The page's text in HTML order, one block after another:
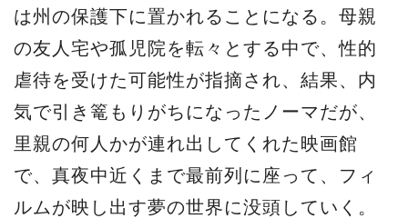
は州の保護下に置かれることになる。母親
の友人宅や孤児院を転々とする中で、性的
虐待を受けた可能性が指摘され、結果、内
気で引き篭もりがちになったノーマだが、
里親の何人かが連れ出してくれた映画館
で、真夜中近くまで最前列に座って、フィ
ルムが映し出す夢の世界に没頭していく。